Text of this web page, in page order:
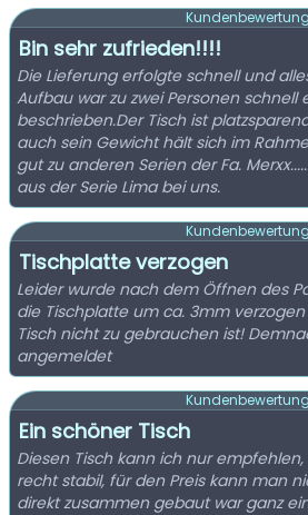
Bin sehr zufrieden!!!!
Die Lieferung erfolgte schnell und
Aufbau war zu zwei Personen schnell
beschrieben.Der Tisch ist
auch sein Gewicht hält sich im
gut zu anderen Serien der Fa.
aus der Serie Lima bei uns.
Tischplatte verzogen
Leider wurde nach dem Öffnen des
die Tischplatte um ca. 3mm
Tisch nicht zu gebrauchen ist!
angemeldet
Ein schöner Tisch
Diesen Tisch kann ich nur
recht stabil, für den Preis kann man
direkt zusammen gebaut war ganz